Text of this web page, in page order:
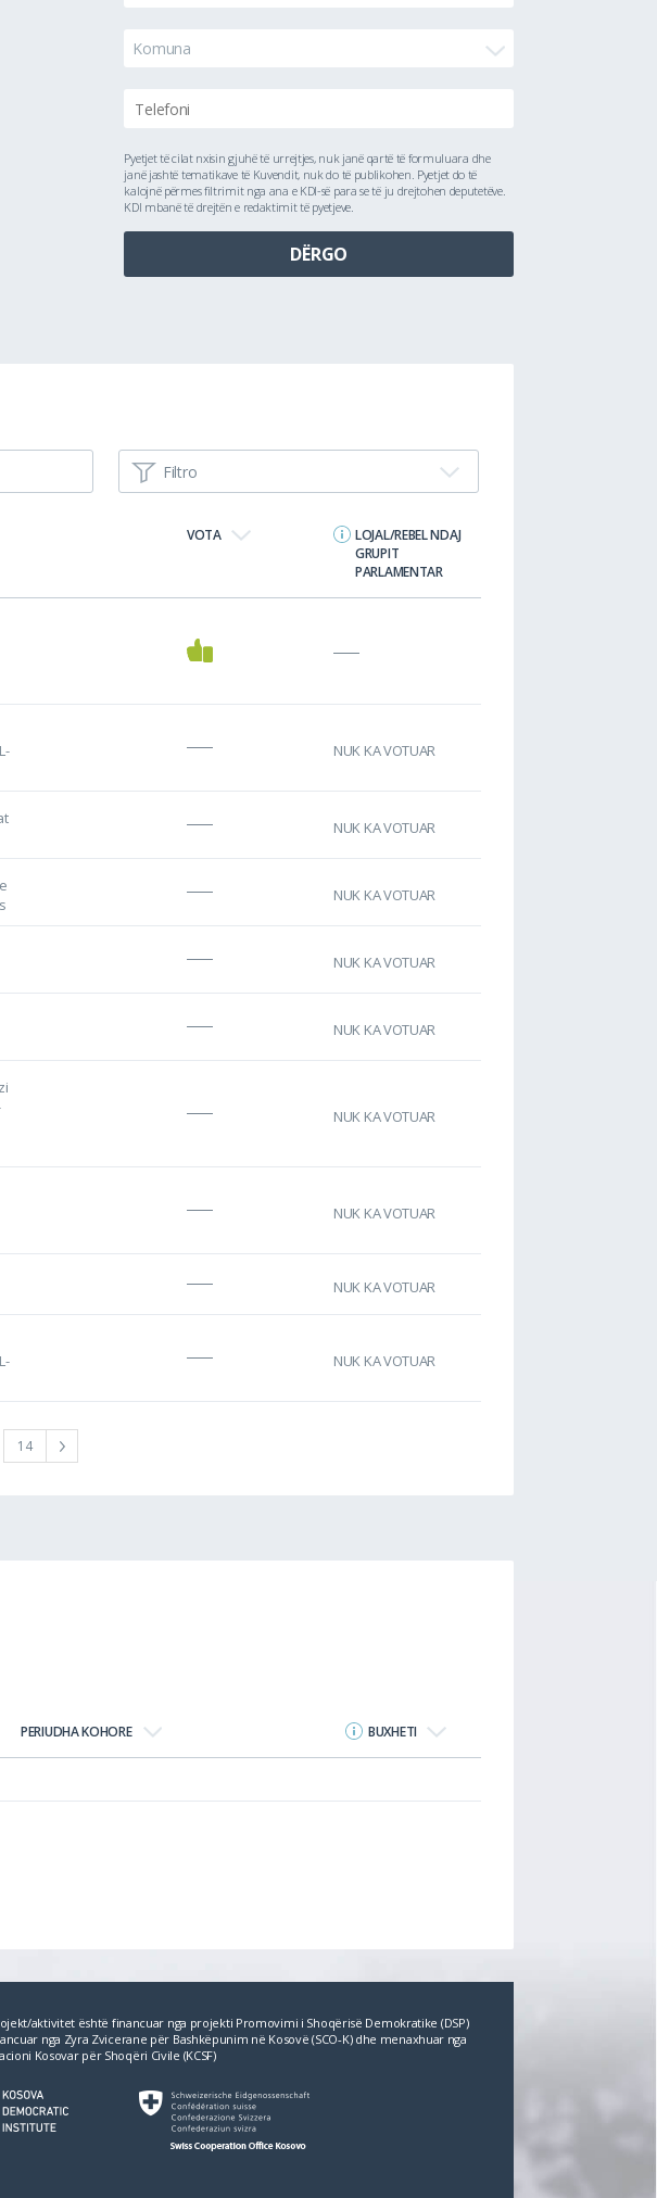
Komuna
Pyetjet të cilat nxisin gjuhë të urrejtjes, nuk janë qartë të formuluara dhe
janë jashtë tematikave të Kuvendit, nuk do të publikohen. Pyetjet do të
kalojnë përmes filtrimit nga ana e KDI-së para se të ju drejtohen deputetëve.
KDI mbanë të drejtën e redaktimit të pyetjeve.
Filtro
VOTA
LOJAL/REBEL NDAJ
GRUPIT
PARLAMENTAR
NUK KA VOTUAR
NUK KA VOTUAR
NUK KA VOTUAR
NUK KA VOTUAR
NUK KA VOTUAR
NUK KA VOTUAR
NUK KA VOTUAR
NUK KA VOTUAR
NUK KA VOTUAR
14
PERIUDHA KOHORE BUXHETI
aktivitet është financuar nga projekti Promovimi i Shoqërisë Demokratike (DSP)
nga Zyra Zvicerane për Bashkëpunim në Kosovë (SCO‐K) dhe menaxhuar nga
Kosovar për Shoqëri Civile (KCSF)